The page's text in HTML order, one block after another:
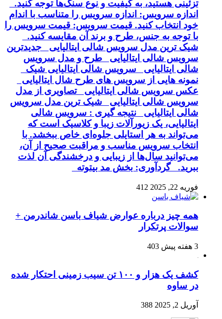
تزئینی هستید، به کیفیت و نوع سنگ‌ها توجه کنید.
اندازه سرویس: اندازه سرویس را متناسب با اندام
خود انتخاب کنید. قیمت سرویس: قیمت سرویس را
با توجه به جنس، طرح و برند آن مقایسه کنید.
شیک ترین مدل سرویس شالی ایتالیایی جدیدترین
سرویس شالی ایتالیایی طرح و مدل سرویس
شالی ایتالیایی سرویس شالی ایتالیایی شیک
نمونه هایی از سرویس های طرح شال ایتالیایی
عکس سرویس شالی ایتالیایی تصاویری از مدل
سرویس شالی ایتالیایی شیک ترین مدل سرویس
شالی ایتالیایی نتیجه گیری : سرویس شالی
ایتالیایی، یک زیورآلات زیبا و کلاسیک است که
می‌تواند به هر استایلی جلوه‌ای خاص ببخشد. با
انتخاب سرویس مناسب و مراقبت صحیح از آن،
می‌توانید سال‌ها از زیبایی و درخشندگی آن لذت
ببرید. گردآوری: بخش مد بیتوته
فوریه 22, 2025 412
همه چیز درباره عوارض شیاف باسن شاندرمن +
سوالات پرتکرار
3 هفته پیش 403
کشف یک هزار و ۱۰۰ تن سیب زمینی احتکار شده
در ساوه
آوریل 2, 2025 388